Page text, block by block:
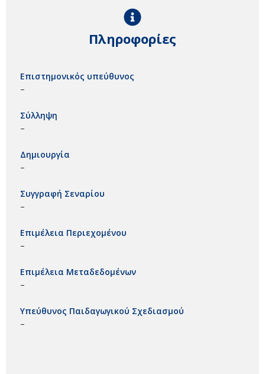
Πληροφορίες
Επιστημονικός υπεύθυνος
–
Σύλληψη
–
Δημιουργία
–
Συγγραφή Σεναρίου
–
Επιμέλεια Περιεχομένου
–
Επιμέλεια Μεταδεδομένων
–
Υπεύθυνος Παιδαγωγικού Σχεδιασμού
–